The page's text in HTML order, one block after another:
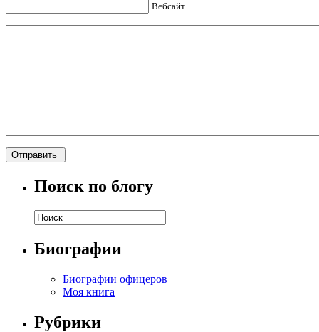
Вебсайт
Поиск по блогу
Биографии
Биографии офицеров
Моя книга
Рубрики